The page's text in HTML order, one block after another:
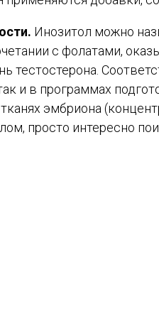
Инозитол можно
с фолатами,
тестостерона.
и в программах
эмбриона
просто интересно